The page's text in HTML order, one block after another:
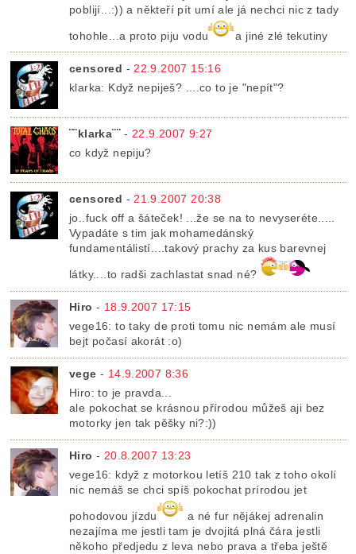
poblijí...:)) a někteří pít umí ale já nechci nic z tady
tohohle...a proto piju vodu a jiné zlé tekutiny
censored - 22.9.2007 15:16
klarka: Když nepiješ? ....co to je "nepít"?
¨¨klarka¨¨- 22.9.2007 9:27
co když nepiju?
censored - 21.9.2007 20:38
jo..fuck off a šáteček! ...že se na to nevyseréte.....
Vypadáte s tim jak mohamedánský
fundamentálistí....takový prachy za kus barevnej
látky....to radši zachlastat snad né?
Hiro - 18.9.2007 17:15
vege16: to taky de proti tomu nic nemám ale musí
bejt počasí akorát :o)
vege - 14.9.2007 8:36
Hiro: to je pravda...
ale pokochat se krásnou přírodou můžeš aji bez
motorky jen tak pěšky ni?:))
Hiro - 20.8.2007 13:23
vege16: když z motorkou letíš 210 tak z toho okolí
nic nemáš se chci spíš pokochat prírodou jet
pohodovou jízdu
a né fur nějákej adrenalin
nezajíma me jestli tam je dvojitá plná čára jestli
někoho předjedu z leva nebo prava a třeba ještě